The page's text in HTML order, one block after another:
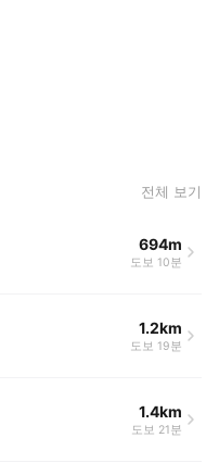
전체 보기
694m
도보 10분
1.2km
도보 19분
1.4km
도보 21분